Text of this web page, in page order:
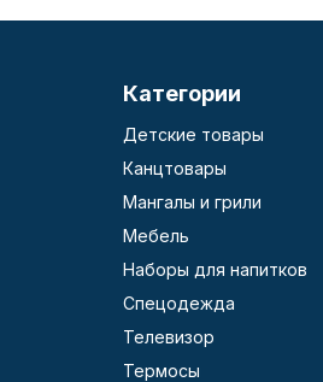
Категории
Детские товары
Канцтовары
Мангалы и грили
Мебель
Наборы для напитков
Спецодежда
Телевизор
Термосы